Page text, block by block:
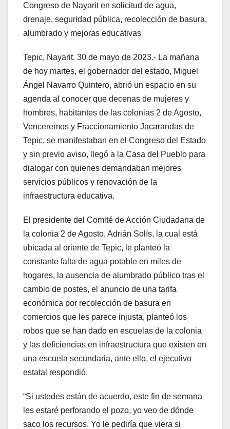
Congreso de Nayarit en solicitud de agua,
drenaje, seguridad pública, recolección de basura,
alumbrado y mejoras educativas
Tepic, Nayarit. 30 de mayo de 2023.- La mañana
de hoy martes, el gobernador del estado, Miguel
Ángel Navarro Quintero, abrió un espacio en su
agenda al conocer que decenas de mujeres y
hombres, habitantes de las colonias 2 de Agosto,
Venceremos y Fraccionamiento Jacarandas de
Tepic, se manifestaban en el Congreso del Estado
y sin previo aviso, llegó a la Casa del Pueblo para
dialogar con quienes demandaban mejores
servicios públicos y renovación de la
infraestructura educativa.
El presidente del Comité de Acción Ciudadana de
la colonia 2 de Agosto, Adrián Solís, la cual está
ubicada al oriente de Tepic, le planteó la
constante falta de agua potable en miles de
hogares, la ausencia de alumbrado público tras el
cambio de postes, el anuncio de una tarifa
económica por recolección de basura en
comercios que les parece injusta, planteó los
robos que se han dado en escuelas de la colonia
y las deficiencias en infraestructura que existen en
una escuela secundaria, ante ello, el ejecutivo
estatal respondió.
“Si ustedes están de acuerdo, este fin de semana
les estaré perforando el pozo, yo veo de dónde
saco los recursos. Yo le pediría que viera si